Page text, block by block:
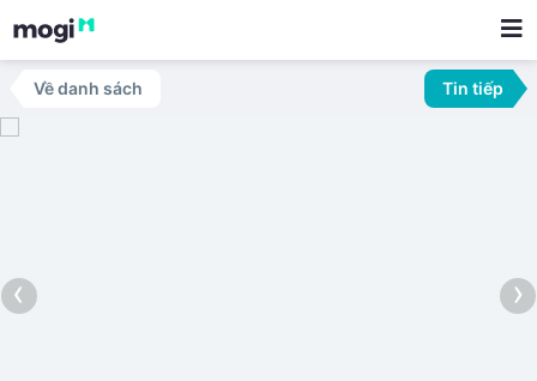
Về danh sách Tin tiếp
‹ ›